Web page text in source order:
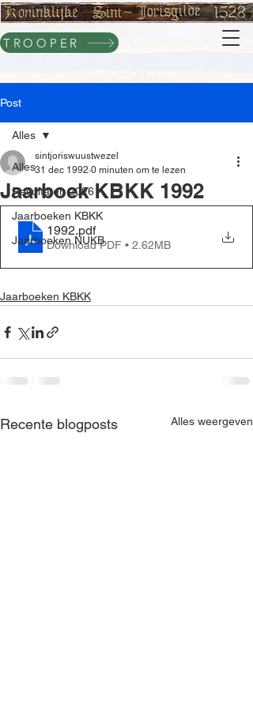
TROOPER
Post
Alles
Resultaten 2026
Jaarboeken KBKK
Jaarboeken NUKB
Alles
Jaarboek KBKK 1992
sintjoriswuustwezel
31 dec 1992 0 minuten om te lezen
1992.pdf
Download PDF • 2.62MB
Jaarboeken KBKK
Recente blogposts Alles weergeven